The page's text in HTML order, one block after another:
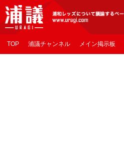
[浦議]浦和レッズについて議論するページ
TOP 浦議チャンネル メイン掲示板